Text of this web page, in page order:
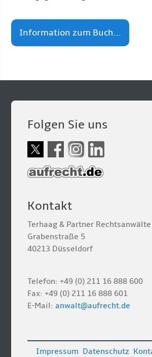
Information zum Buch...
Folgen Sie uns
Kontakt
Terhaag & Partner Rechtsanwälte
Grabenstraße 5
40213 Düsseldorf
Telefon: +49 (0) 211 16 888 600
Fax: +49 (0) 211 16 888 601
E-Mail:anwalt@aufrecht.de
Impressum Datenschutz